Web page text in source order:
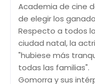
Academia de cine
de elegir los
Respecto a todos
ciudad natal, la
"hubiese más
todas las familias".
Gomorra y sus